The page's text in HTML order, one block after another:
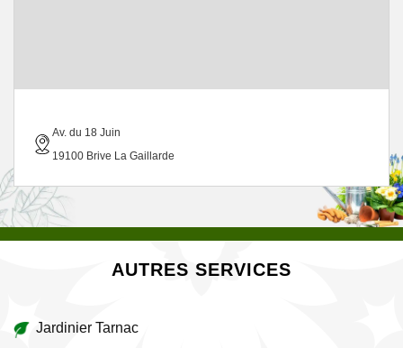
Av. du 18 Juin
19100 Brive La Gaillarde
AUTRES SERVICES
Jardinier Tarnac